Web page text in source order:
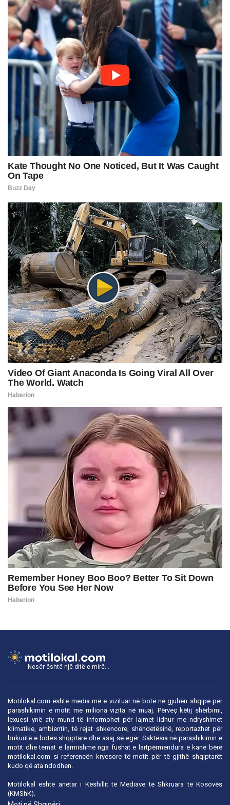
Nesër është një ditë e mirë...
Motilokal.com është media më e vizituar në botë në gjuhën shqipe për
parashikimin e motit me miliona vizita në muaj. Përveç këtij shërbimi,
lexuesi ynë aty mund të informohet për lajmet lidhur me ndryshimet
klimatike, ambientin, të rejat shkencore, shëndetësinë, reportazhet për
bukuritë e botës shqiptare dhe asaj së egër. Saktësia në parashikimin e
motit dhe temat e larmishme nga fushat e lartpërmendura e kanë bërë
motilokal.com si referencën kryesore të motit për të gjithë shqiptarët
kudo që ata ndodhen.
Motilokal është anëtar i Këshillit të Mediave të Shkruara të Kosovës
(KMShK).